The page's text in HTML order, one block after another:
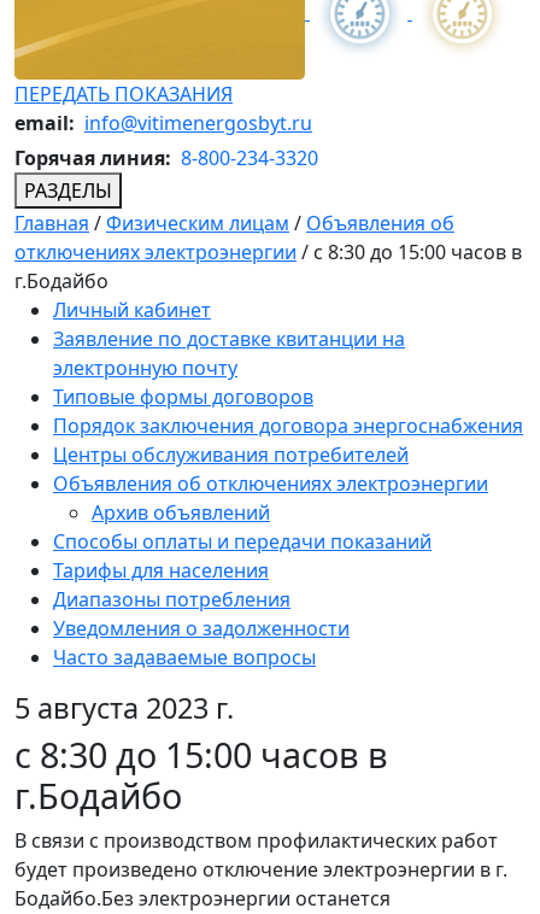
ПЕРЕДАТЬ ПОКАЗАНИЯ
email: info@vitimenergosbyt.ru
Горячая линия: 8-800-234-3320
РАЗДЕЛЫ
Главная /Физическим лицам / Объявления об
отключениях электроэнергии / с 8:30 до 15:00 часов в
г.Бодайбо
Личный кабинет
Заявление по доставке квитанции на
электронную почту
Типовые формы договоров
Порядок заключения договора энергоснабжения
Центры обслуживания потребителей
Объявления об отключениях электроэнергии
Архив объявлений
Способы оплаты и передачи показаний
Тарифы для населения
Диапазоны потребления
Уведомления о задолженности
Часто задаваемые вопросы
5 августа 2023 г.
с 8:30 до 15:00 часов в
г.Бодайбо
В связи с производством профилактических работ
будет произведено отключение электроэнергии в г.
Бодайбо.Без электроэнергии останется